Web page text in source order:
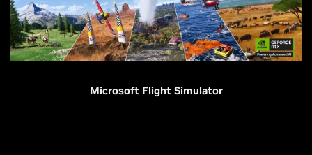
Microsoft Flight Simulator